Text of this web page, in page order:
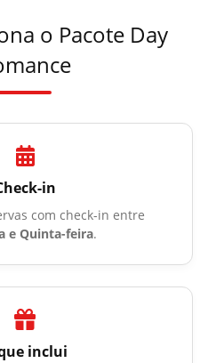
o Pacote Day
in
com check-in entre
e Quinta-feira.
inclui